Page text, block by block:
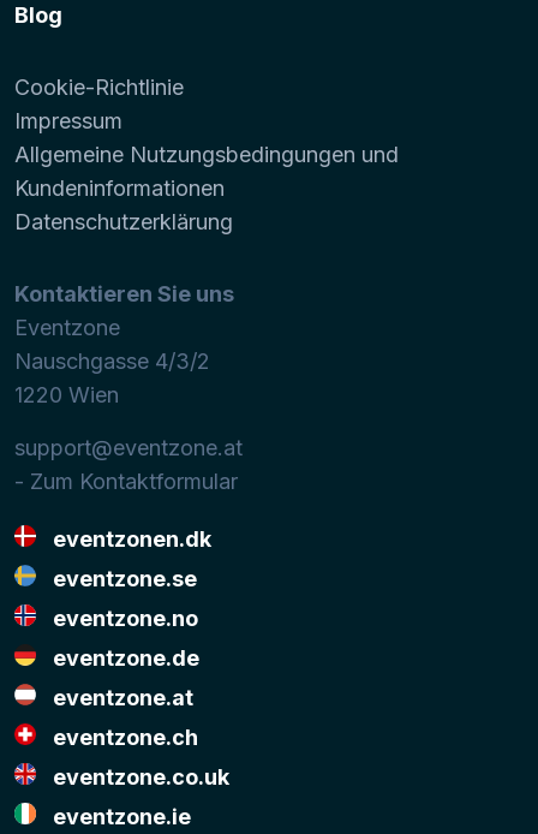
Blog
Cookie-Richtlinie
Impressum
Allgemeine Nutzungsbedingungen und
Kundeninformationen
Datenschutzerklärung
Kontaktieren Sie uns
Eventzone
Nauschgasse 4/3/2
1220 Wien
support@eventzone.at
- Zum Kontaktformular
eventzonen.dk
eventzone.se
eventzone.no
eventzone.de
eventzone.at
eventzone.ch
eventzone.co.uk
eventzone.ie